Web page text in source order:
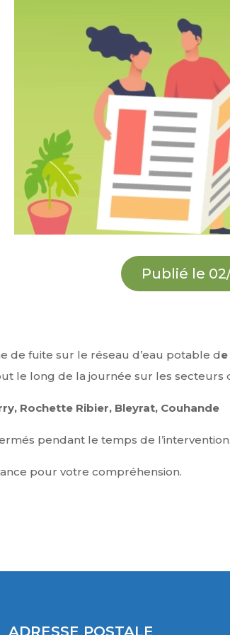
Publié le
de fuite sur le réseau d’eau potable de
le long de la journée sur les secteurs
Rochette Ribier, Bleyrat, Couhande
pendant le temps de l’intervention.
pour votre compréhension.